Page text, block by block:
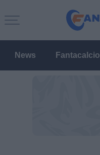
News Fantacalcio